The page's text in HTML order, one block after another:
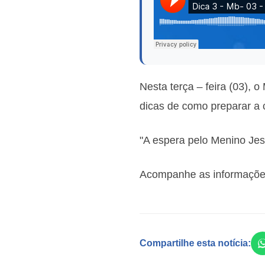
Nesta terça – feira (03),
dicas de como preparar a
"A espera pelo Menino
Acompanhe as
Compartilhe esta notícia: